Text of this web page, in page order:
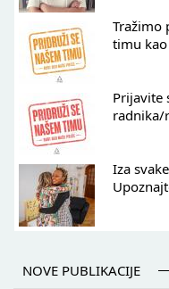
Tražimo
timu
Prijavite
radnika/
Iza
NOVE PUBLIKACIJE